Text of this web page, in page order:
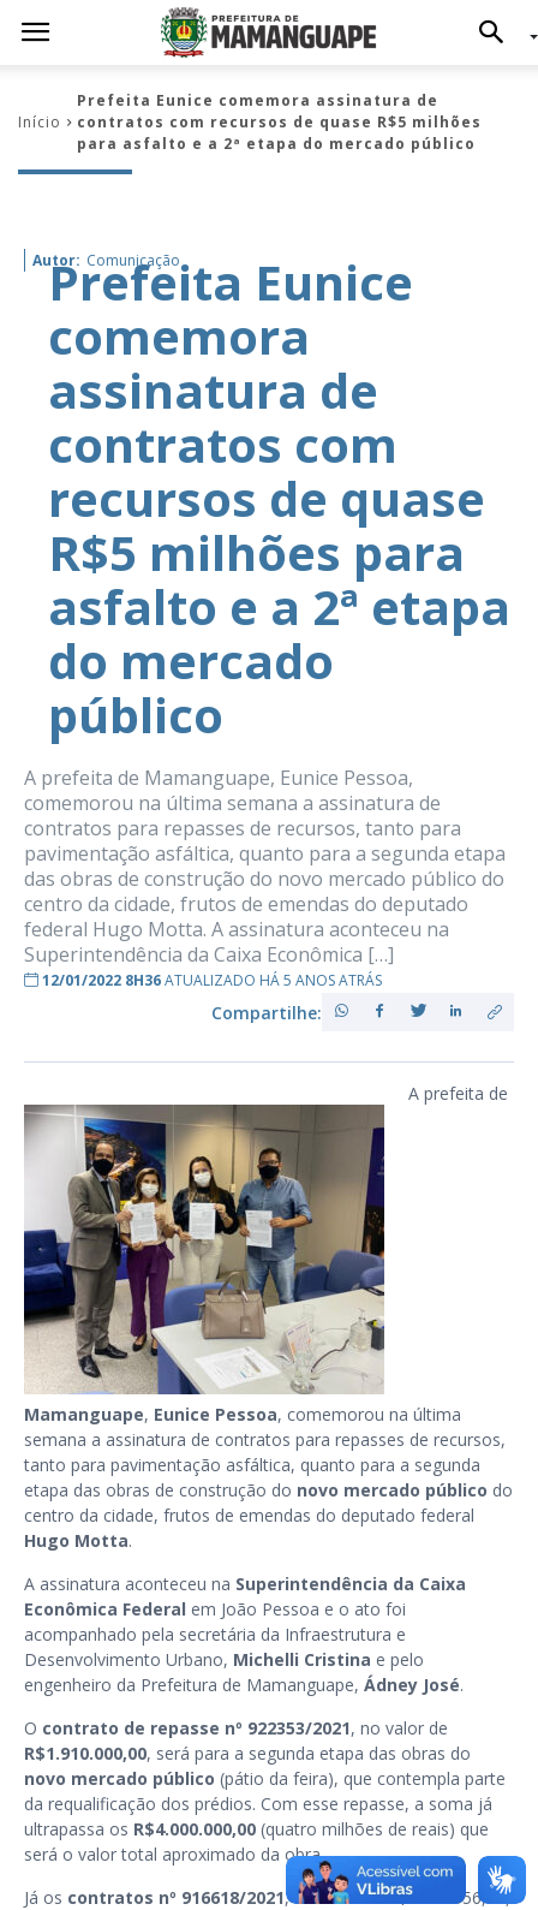
Início
Prefeita Eunice comemora assinatura de
contratos com recursos de quase R$5 milhões
para asfalto e a 2ª etapa do mercado público
Autor: Comunicação
Prefeita Eunice
comemora
assinatura de
contratos com
recursos de quase
R$5 milhões para
asfalto e a 2ª etapa
do mercado
público
A prefeita de Mamanguape, Eunice Pessoa,
comemorou na última semana a assinatura de
contratos para repasses de recursos, tanto para
pavimentação asfáltica, quanto para a segunda etapa
das obras de construção do novo mercado público do
centro da cidade, frutos de emendas do deputado
federal Hugo Motta. A assinatura aconteceu na
Superintendência da Caixa Econômica […]
12/01/2022 8H36ATUALIZADO HÁ 5 ANOS ATRÁS
Compartilhe:
A prefeita de
Mamanguape, Eunice Pessoa, comemorou na última
semana a assinatura de contratos para repasses de recursos,
tanto para pavimentação asfáltica, quanto para a segunda
etapa das obras de construção do novo mercado público do
centro da cidade, frutos de emendas do deputado federal
Hugo Motta.
A assinatura aconteceu na Superintendência da Caixa
Econômica Federal em João Pessoa e o ato foi
acompanhado pela secretária da Infraestrutura e
Desenvolvimento Urbano, Michelli Cristina e pelo
engenheiro da Prefeitura de Mamanguape, Ádney José.
O contrato de repasse nº 922353/2021, no valor de
R$1.910.000,00, será para a segunda etapa das obras do
novo mercado público (pátio da feira), que contempla parte
da requalificação dos prédios. Com esse repasse, a soma já
ultrapassa os R$4.000.000,00 (quatro milhões de reais) que
será o valor total aproximado da obra.
Já os contratos nº 916618/2021, no valor de R$1.912.356,00,